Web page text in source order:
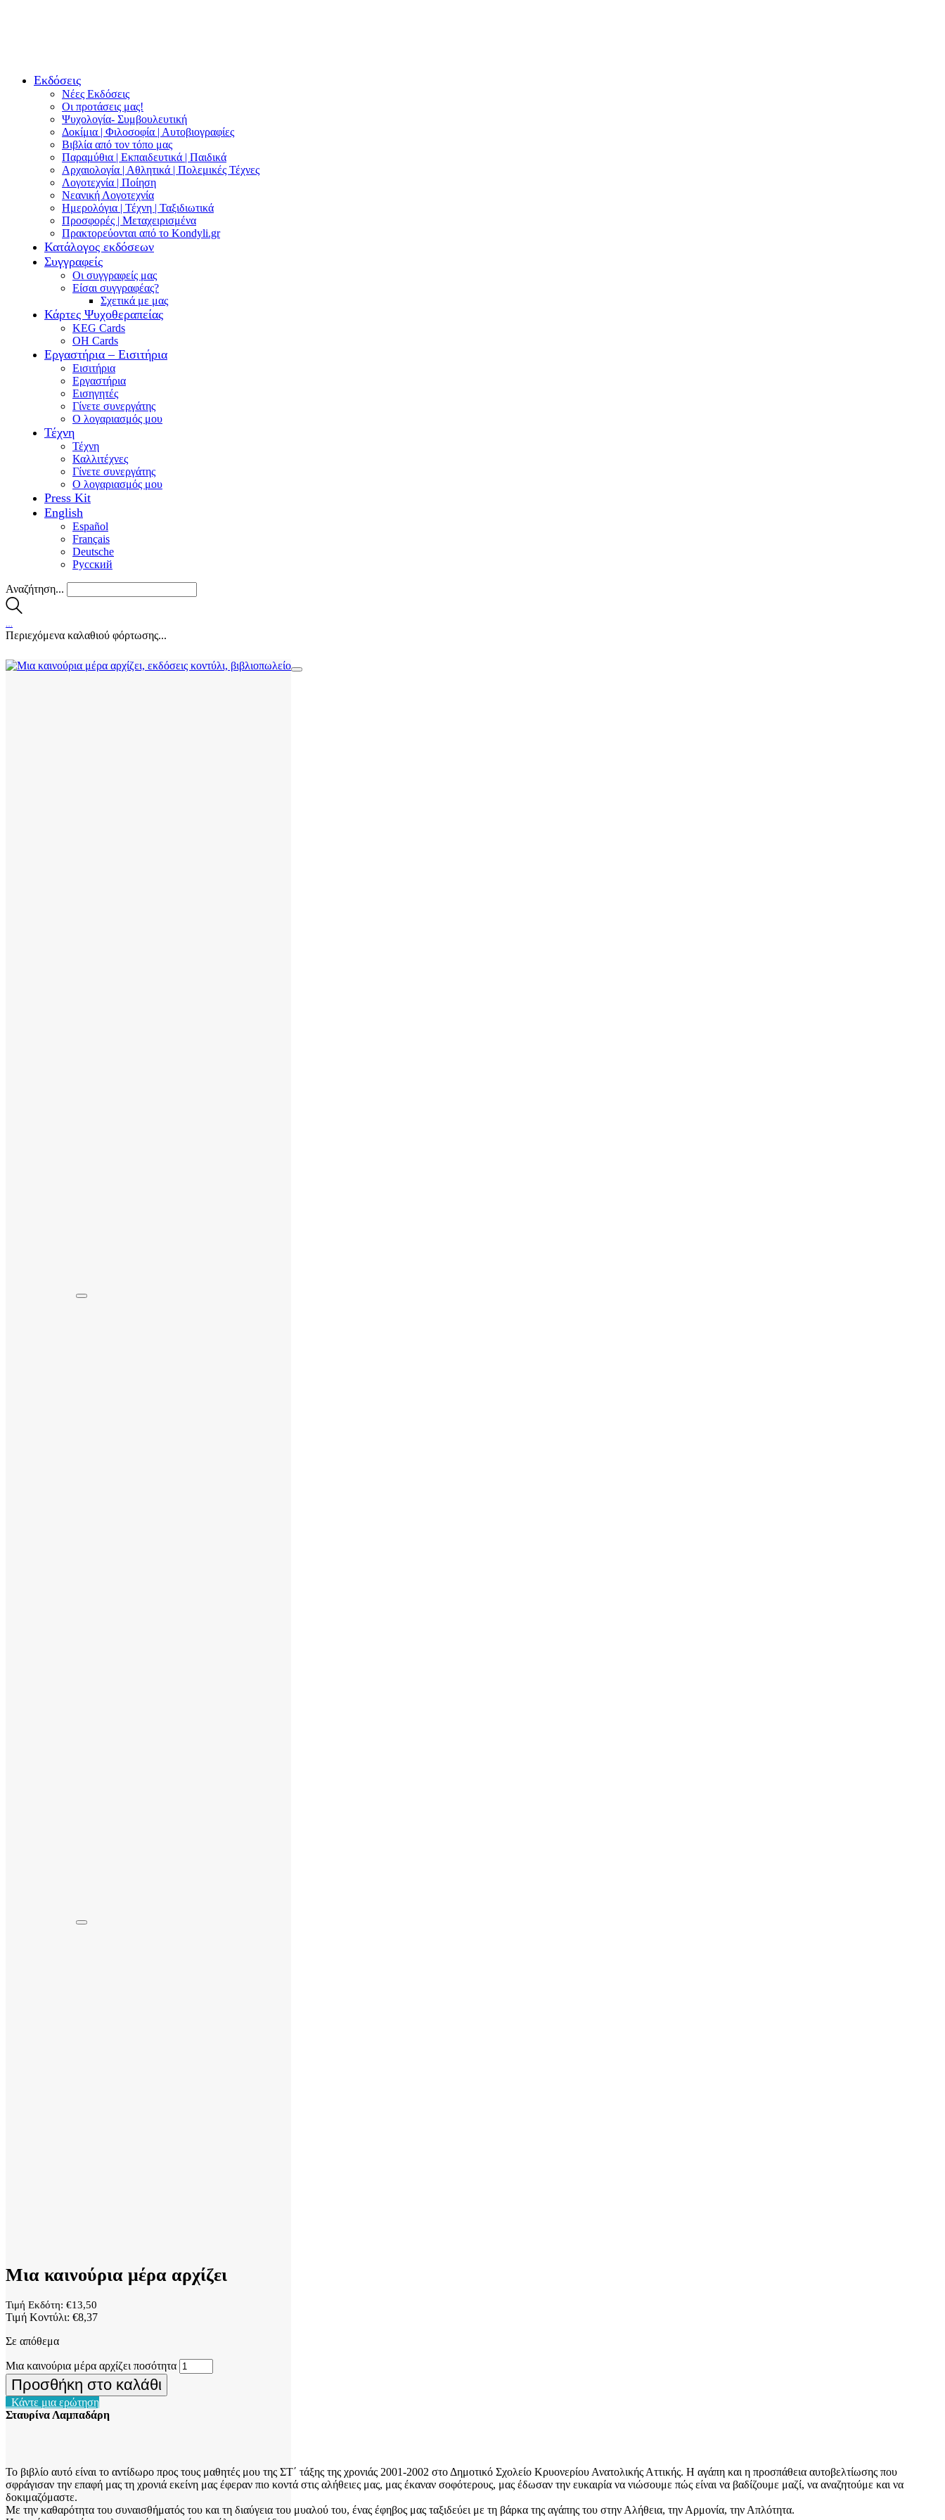
Εκδόσεις
Νέες Εκδόσεις
Οι προτάσεις μας!
Ψυχολογία- Συμβουλευτική
Δοκίμια | Φιλοσοφία | Αυτοβιογραφίες
Βιβλία από τον τόπο μας
Παραμύθια | Εκπαιδευτικά | Παιδικά
Αρχαιολογία | Αθλητικά | Πολεμικές Τέχνες
Λογοτεχνία | Ποίηση
Νεανική Λογοτεχνία
Ημερολόγια | Τέχνη | Ταξιδιωτικά
Προσφορές | Μεταχειρισμένα
Πρακτορεύονται από το Kondyli.gr
Κατάλογος εκδόσεων
Συγγραφείς
Οι συγγραφείς μας
Είσαι συγγραφέας?
Σχετικά με μας
Κάρτες Ψυχοθεραπείας
KEG Cards
OH Cards
Εργαστήρια – Εισιτήρια
Εισιτήρια
Εργαστήρια
Εισηγητές
Γίνετε συνεργάτης
Ο λογαριασμός μου
Τέχνη
Τέχνη
Καλλιτέχνες
Γίνετε συνεργάτης
Ο λογαριασμός μου
Press Kit
English
Español
Français
Deutsche
Pусский
Αναζήτηση...
Περιεχόμενα καλαθιού φόρτωσης...
Μια καινούρια μέρα αρχίζει
Τιμή Εκδότη: €13,50
Τιμή Κοντύλι: €8,37
Σε απόθεμα
Μια καινούρια μέρα αρχίζει ποσότητα
Προσθήκη στο καλάθι
Κάντε μια ερώτηση
Σταυρίνα Λαμπαδάρη
Το βιβλίο αυτό είναι το αντίδωρο προς τους μαθητές μου της ΣΤ΄ τάξης της χρονιάς 2001-2002 στο Δημοτικό Σχολείο Κρυ­ονερίου Ανατολικής Αττικής. Η αγάπη και η προσπάθεια αυτο­βελτίωσης που
σφράγισαν την επαφή μας τη χρονιά εκείνη μας έφεραν πιο κοντά στις αλήθειες μας, μας έκαναν σοφότερους, μας έδωσαν την ευκαιρία να νιώσουμε πώς είναι να βαδίζουμε μαζί, να αναζητούμε και να
δοκιμαζόμαστε.
Με την καθαρότητα του συναισθήματός του και τη διαύγεια του μυαλού του, ένας έφηβος μας ταξιδεύει με τη βάρκα της αγάπης του στην Αλήθεια, την Αρμονία, την Απλότητα.